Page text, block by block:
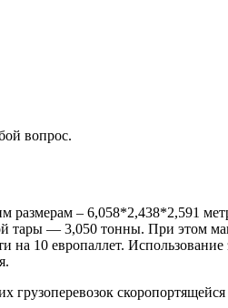
вопрос.
размерам – 6,058*2,438*2,591
— 3,050 тонны. При этом
на 10 европаллет.